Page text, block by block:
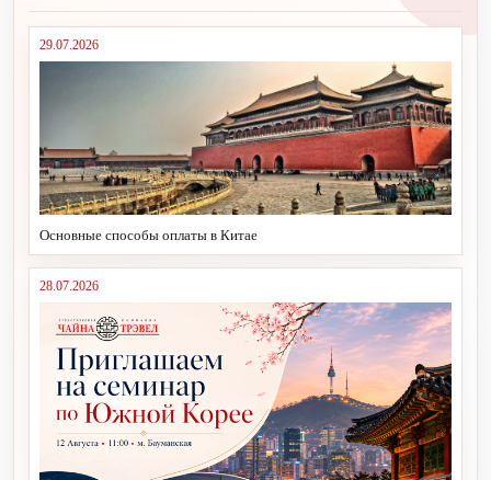
29.07.2026
Основные способы оплаты в Китае
28.07.2026